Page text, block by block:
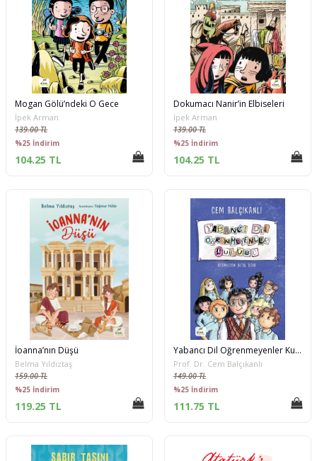
Mogan Gölü’ndeki O Gece
İpek Arman
139.00 TL
%25 İndirim
104.25 TL
Dokumacı Nanir’in Elbiseleri
İpek Arman
139.00 TL
%25 İndirim
104.25 TL
İoanna’nın Düşü
Belma Yıldıztaş
159.00 TL
%25 İndirim
119.25 TL
Yabancı Dil Öğrenmeyenler Kulübü
Prof. Dr. Cem Balçıkanlı
149.00 TL
%25 İndirim
111.75 TL